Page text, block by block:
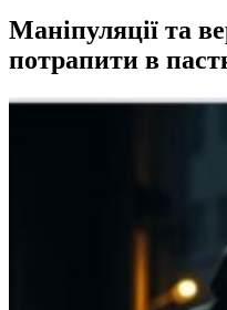
Маніпуляції та
потрапити в